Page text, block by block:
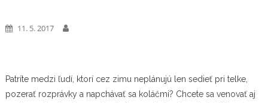
11. 5. 2017
Patríte medzi ľudí, ktorí cez zimu neplánujú len sedieť pri telke,
pozerať rozprávky a napchávať sa koláčmi? Chcete sa venovať aj